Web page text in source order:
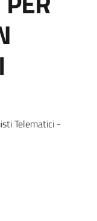
Telematici -